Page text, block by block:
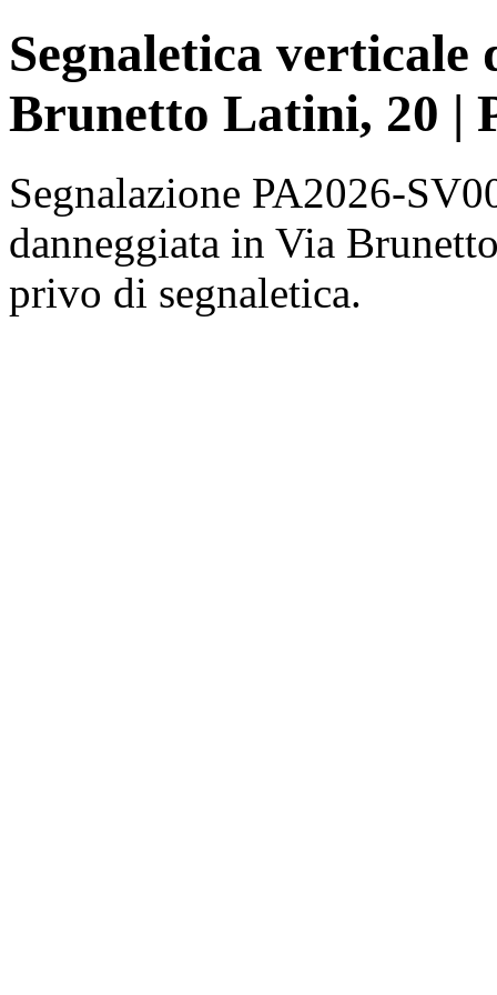
Segnaletica verticale
Brunetto Latini, 20 |
Segnalazione PA2026-
danneggiata in Via
privo di segnaletica.